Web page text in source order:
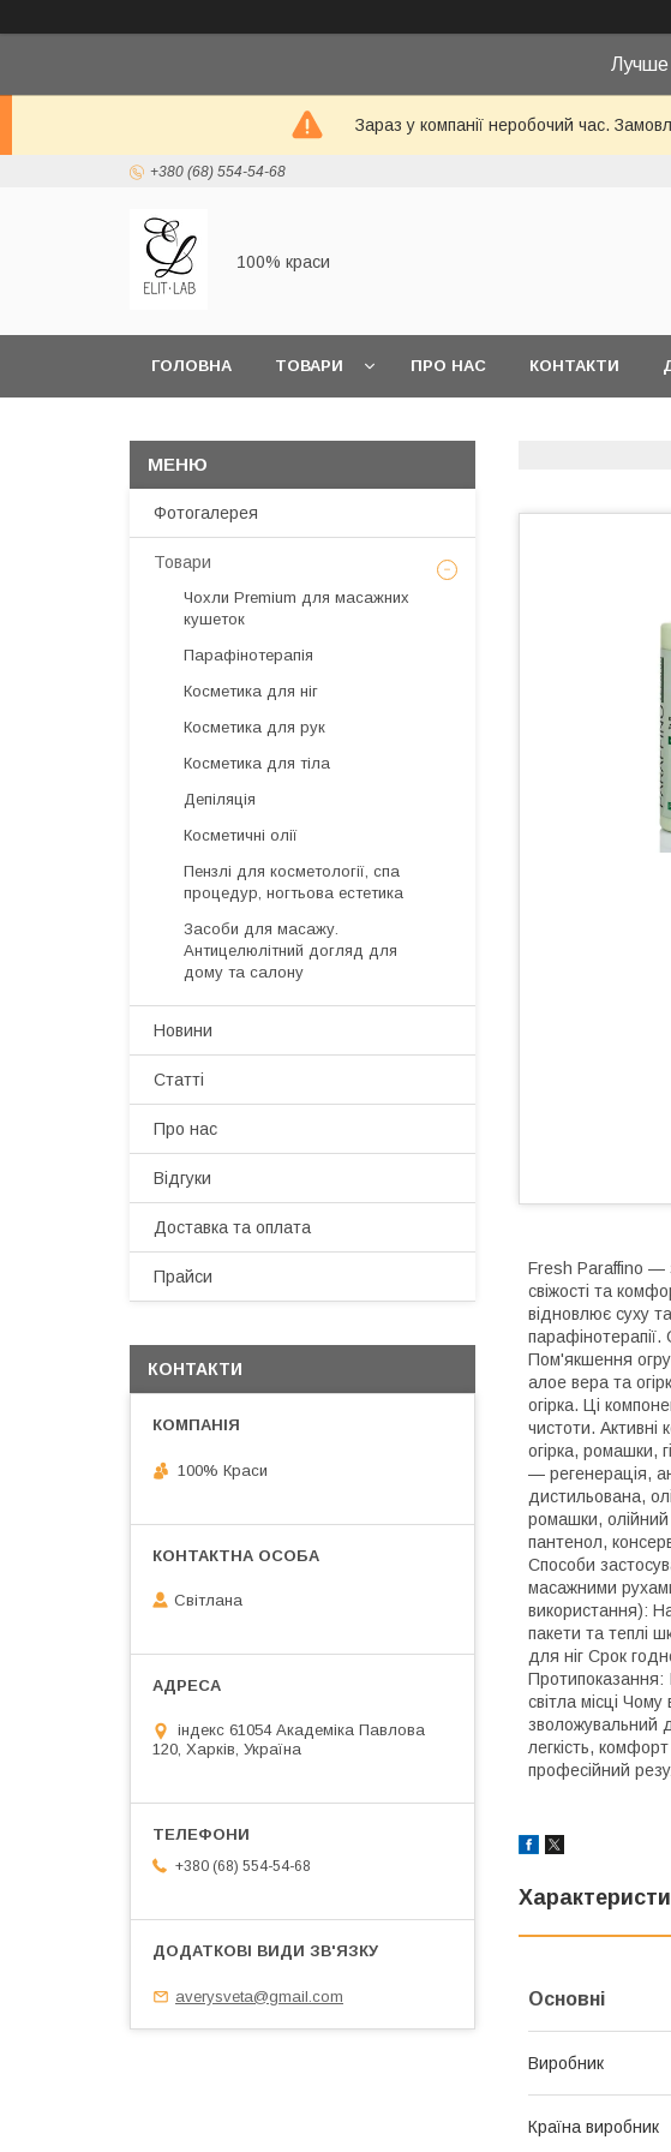
Лучше
Зараз у компанії неробочий час.
+380 (68) 554-54-68
100% краси
ГОЛОВНА ТОВАРИ ПРО НАС КОНТАКТИ
Fresh Paraffino —
свіжості та
відновлює суху
Пом'якшення
алое вера та
огірка. Ці
чистоти.
огірка, ромашки,
— регенерація,
дистильована,
ромашки, олійний
пантенол,
Способи
масажними
використання):
пакети та теплі
для ніг Срок
Протипоказання:
світла місці
зволожувальний
легкість,
професійний
Основні
Виробник
Країна виробник
Фотогалерея
Товари
Чохли Premium для масажних
кушеток
Парафінотерапія
Косметика для ніг
Косметика для рук
Косметика для тіла
Депіляція
Косметичні олії
Пензлі для косметології, спа
процедур, ногтьова естетика
Засоби для масажу.
Антицелюлітний догляд для
дому та салону
Новини
Статті
Про нас
Відгуки
Доставка та оплата
Прайси
КОНТАКТИ
100% Краси
Світлана
індекс 61054 Академіка Павлова
120, Харків, Україна
+380 (68) 554-54-68
averysveta@gmail.com